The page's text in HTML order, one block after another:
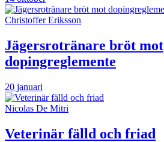
Christoffer Eriksson
Jägersrotränare bröt mot
dopingreglemente
20 januari
Nicolas De Mitri
Veterinär fälld och friad